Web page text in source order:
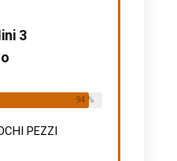
3
Available:16
94 %
PEZZI